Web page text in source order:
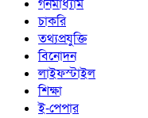
গনমাধ্যাম
চাকরি
তথ্যপ্রযুক্তি
বিনোদন
লাইফস্টাইল
শিক্ষা
ই-পেপার